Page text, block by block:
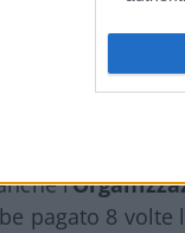
negli
davvero
quella di
l’
pagato 8